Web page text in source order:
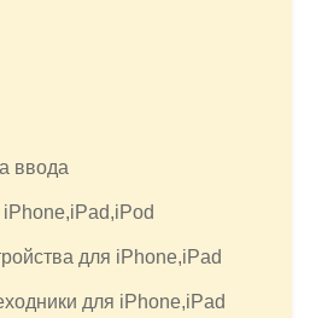
ввода
для iPhone,iPad
для iPhone,iPad